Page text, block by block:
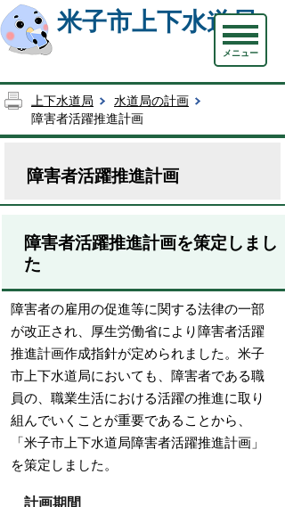
米子市上下水道局
メニュー
上下水道局
水道局の計画
障害者活躍推進計画
障害者活躍推進計画
障害者活躍推進計画を策定しまし
た
障害者の雇用の促進等に関する法律の一部
が改正され、厚生労働省により障害者活躍
推進計画作成指針が定められました。米子
市上下水道局においても、障害者である職
員の、職業生活における活躍の推進に取り
組んでいくことが重要であることから、
「米子市上下水道局障害者活躍推進計画」
を策定しました。
計画期間